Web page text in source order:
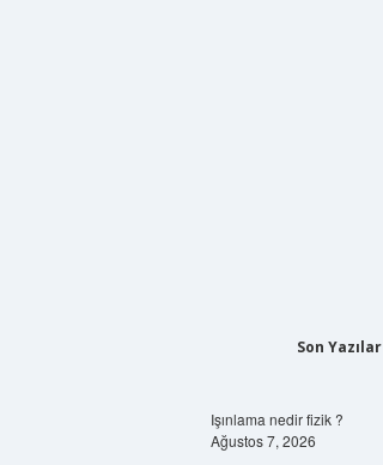
Son Yazılar
Işınlama nedir fizik ?
Ağustos 7, 2026